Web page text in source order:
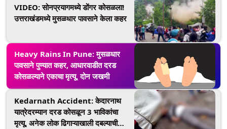
VIDEO: सोनप्रयागमध्ये डोंगर कोसळला!
उत्तराखंडमध्ये मुसळधार पावसाने केला कहर
Heavy Rains In Pune: मुसळधार
पावसाने पुण्यात कहर, आधारवाडीत दरड
कोसळल्याने एकाचा मृत्यू, दोन जखमी
Kedarnath Accident: केदारनाथ
यात्रेदरम्यान दरड कोसळून 3 भाविकांचा
मृत्यू, अनेक लोक ढिगाऱ्याखाली दबल्याची